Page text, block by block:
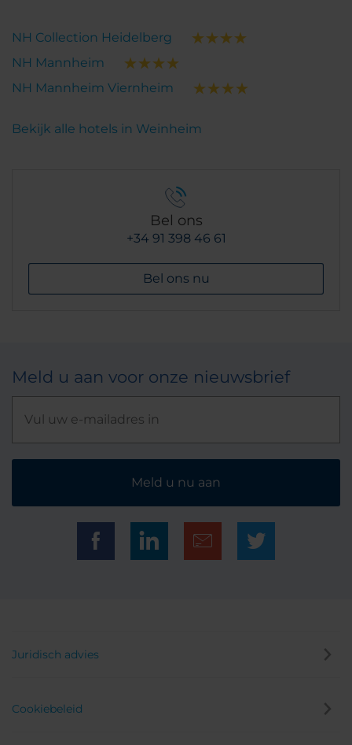
NH Collection Heidelberg
NH Mannheim
NH Mannheim Viernheim
Bekijk alle hotels in Weinheim
Bel ons
+34 91 398 46 61
Bel ons nu
Meld u aan voor onze nieuwsbrief
Meld u nu aan
Juridisch advies
Cookiebeleid